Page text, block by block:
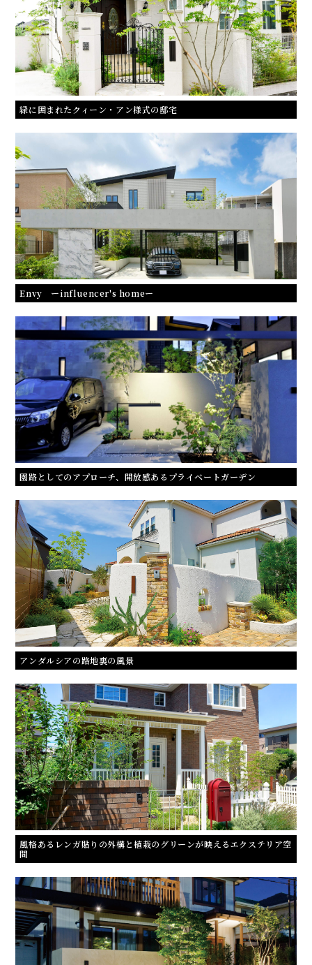
緑に囲まれたクィーン・アン様式の邸宅
Envy ーinfluencer's homeー
園路としてのアプローチ、開放感あるプライベートガーデン
アンダルシアの路地裏の風景
風格あるレンガ貼りの外構と植栽のグリーンが映えるエクステリア空
間